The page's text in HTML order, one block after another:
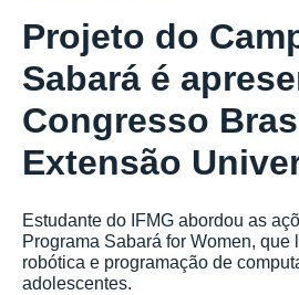
Projeto do
Sabará é
Congresso
Extensão
Estudante do IFMG abordou as
Programa Sabará for Women, que
robótica e programação de
adolescentes.